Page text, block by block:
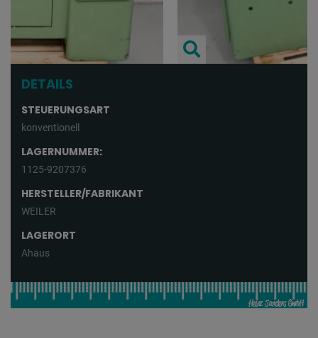
DETAILS
STEUERUNGSART
konventionell
LAGERNUMMER:
1125-9207376
HERSTELLER/FABRIKANT
WEILER
LAGERORT
Ahaus